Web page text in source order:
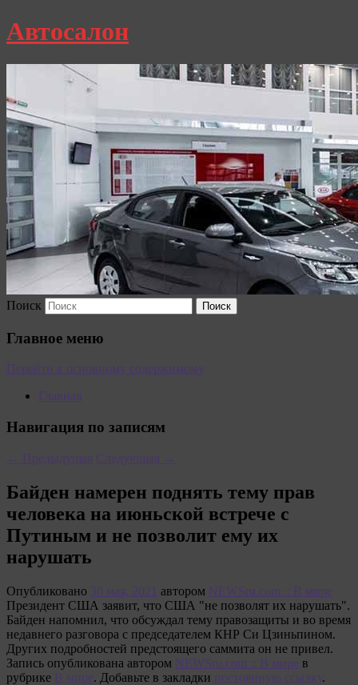
Автосалон
Поиск
Главное меню
Перейти к основному содержимому
Главная
Навигация по записям
← Предыдущая Следующая →
Байден намерен поднять тему прав
человека на июньской встрече с
Путиным и не позволит ему их
нарушать
Опубликовано 30 мая, 2021 автором NEWSru.com :: В мире
Президент США заявит, что США "не позволят их нарушать".
Байден напомнил, что обсуждал тему правозащиты и во время
недавнего разговора с председателем КНР Си Цзиньпином.
Других подробностей предстоящего саммита он не привел.
Запись опубликована автором NEWSru.com :: В мире в
рубрике В мире. Добавьте в закладки постоянную ссылку.